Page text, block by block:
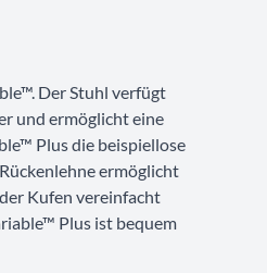
Der Stuhl verfügt
und ermöglicht eine
Plus die beispiellose
ermöglicht
Kufen vereinfacht
Plus ist bequem